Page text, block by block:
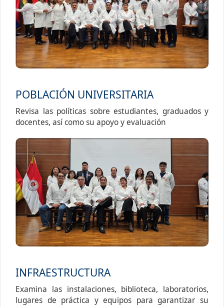
POBLACIÓN UNIVERSITARIA
Revisa las políticas sobre estudiantes, graduados y
docentes, así como su apoyo y evaluación
INFRAESTRUCTURA
Examina las instalaciones, biblioteca, laboratorios,
lugares de práctica y equipos para garantizar su